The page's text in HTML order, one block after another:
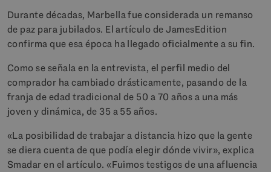
Durante décadas, Marbella fue considerada un remanso
de paz para jubilados. El artículo de JamesEdition
confirma que esa época ha llegado oficialmente a su fin.
Como se señala en la entrevista, el perfil medio del
comprador ha cambiado drásticamente, pasando de la
franja de edad tradicional de 50 a 70 años a una más
joven y dinámica, de 35 a 55 años.
«La posibilidad de trabajar a distancia hizo que la gente
se diera cuenta de que podía elegir dónde vivir», explica
Smadar en el artículo. «Fuimos testigos de una afluencia